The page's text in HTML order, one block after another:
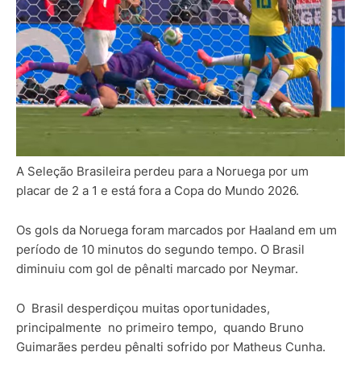
A Seleção Brasileira perdeu para a Noruega por um
placar de 2 a 1 e está fora a Copa do Mundo 2026.
Os gols da Noruega foram marcados por Haaland em um
período de 10 minutos do segundo tempo. O Brasil
diminuiu com gol de pênalti marcado por Neymar.
O Brasil desperdiçou muitas oportunidades,
principalmente no primeiro tempo, quando Bruno
Guimarães perdeu pênalti sofrido por Matheus Cunha.